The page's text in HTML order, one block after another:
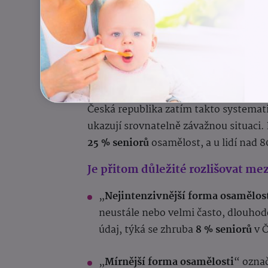
Velká Británie byla první zemí na
osamělosti čelem. V roce
tam
čímž stát vyslal jasný signál, že jde o
průzkumu Community Life Survey
přičemž
uvádí, že
Česká republika zatím takto
ukazují srovnatelně závažnou
25 % seniorůosamělost, a u lidí nad
Je přitom důležité rozlišovat
„Nejintenzivnější forma
neustále nebo velmi často,
údaj, týká se zhruba8 % seniorův
„Mírnější forma osamělosti“